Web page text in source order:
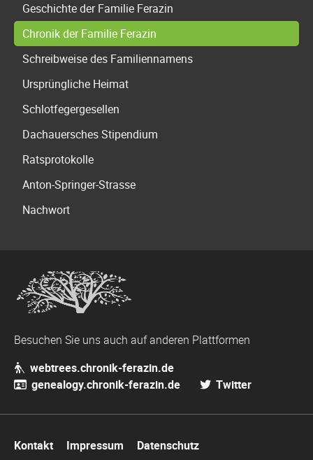
überspringen
Geschichte der Familie Ferazin
Chronik der Familie Ferazin
Schreibweise des Familiennamens
Ursprüngliche Heimat
Schlotfegergesellen
Dachauersches Stipendium
Ratsprotokolle
Anton-Springer-Strasse
Nachwort
Besuchen Sie uns auch auf anderen Plattformen
webtrees.chronik-ferazin.de
genealogy.chronik-ferazin.de
Twitter
überspringen
Kontakt Impressum Datenschutz